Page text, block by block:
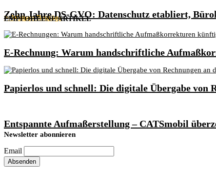
Zehn Jahre DS-GVO: Datenschutz etabliert,
>>Weitere Beiträge
EMPFOHLENE ARTIKEL
E-Rechnung: Warum handschriftliche
Papierlos und schnell: Die digitale Übergabe von
Entspannte Aufmaßerstellung – CATSmobil
Footer
Newsletter abonnieren
Email